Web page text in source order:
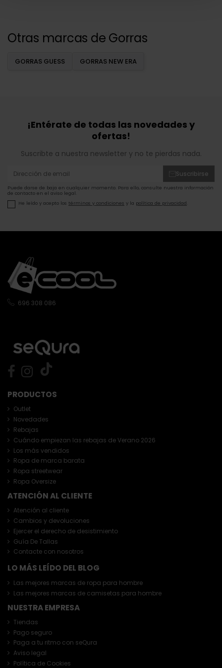
Otras marcas de Gorras
GORRAS GUESS GORRAS NEW ERA
¡Entérate de todas las novedades y
ofertas!
Suscribte a nuestra newsletter y no te pierdas nada.
Suscribirse
Puede darse de baja en cualquier momento. Para ello, consulte nuestra información
de contacto en el aviso legal.
He leído y acepto los términos y condiciones y la política de privacidad
PRODUCTOS
Outlet
Novedades
Rebajas
Cuándo empiezan las rebajas de Verano 2026
Los más vendidos
Ropa de marca barata
Ropa streetwear
Ropa Oversize
ATENCIÓN AL CLIENTE
Atención al cliente
Cambios y devoluciones
Ejercer el derecho de desistimiento
Guía De Tallas
Contacte con nosotros
LO MÁS LEÍDO DEL BLOG
Las mejores marcas de ropa para hombre
Las mejores marcas de camisetas para hombre
NUESTRA EMPRESA
Tiendas
Pago seguro
Paga a tu ritmo con seQura
Aviso legal
Política de Cookies
696 308 086